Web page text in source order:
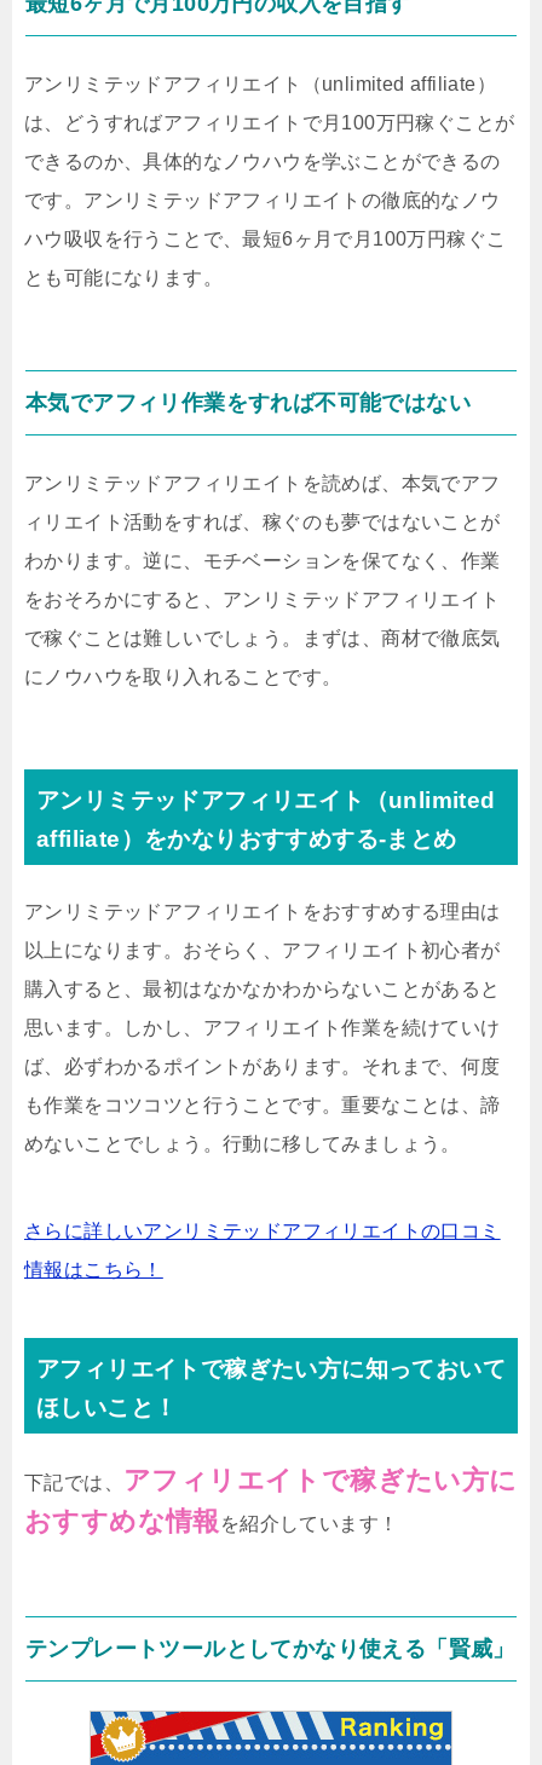
アンリミテッドアフィリエイト（unlimited affiliate）
は、どうすればアフィリエイトで月100万円稼ぐことが
できるのか、具体的なノウハウを学ぶことができるの
です。アンリミテッドアフィリエイトの徹底的なノウ
ハウ吸収を行うことで、最短6ヶ月で月100万円稼ぐこ
とも可能になります。
本気でアフィリ作業をすれば不可能ではない
アンリミテッドアフィリエイトを読めば、本気でアフ
ィリエイト活動をすれば、稼ぐのも夢ではないことが
わかります。逆に、モチベーションを保てなく、作業
をおそろかにすると、アンリミテッドアフィリエイト
で稼ぐことは難しいでしょう。まずは、商材で徹底気
にノウハウを取り入れることです。
アンリミテッドアフィリエイト（unlimited
affiliate）をかなりおすすめする-まとめ
アンリミテッドアフィリエイトをおすすめする理由は
以上になります。おそらく、アフィリエイト初心者が
購入すると、最初はなかなかわからないことがあると
思います。しかし、アフィリエイト作業を続けていけ
ば、必ずわかるポイントがあります。それまで、何度
も作業をコツコツと行うことです。重要なことは、諦
めないことでしょう。行動に移してみましょう。
さらに詳しいアンリミテッドアフィリエイトの口コミ
情報はこちら！
アフィリエイトで稼ぎたい方に知っておいて
ほしいこと！
下記では、
アフィリエイトで稼ぎたい方に
おすすめな情報 を紹介しています！
テンプレートツールとしてかなり使える「賢威」